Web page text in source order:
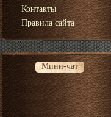
Контакты
Правила сайта
Мини-чат